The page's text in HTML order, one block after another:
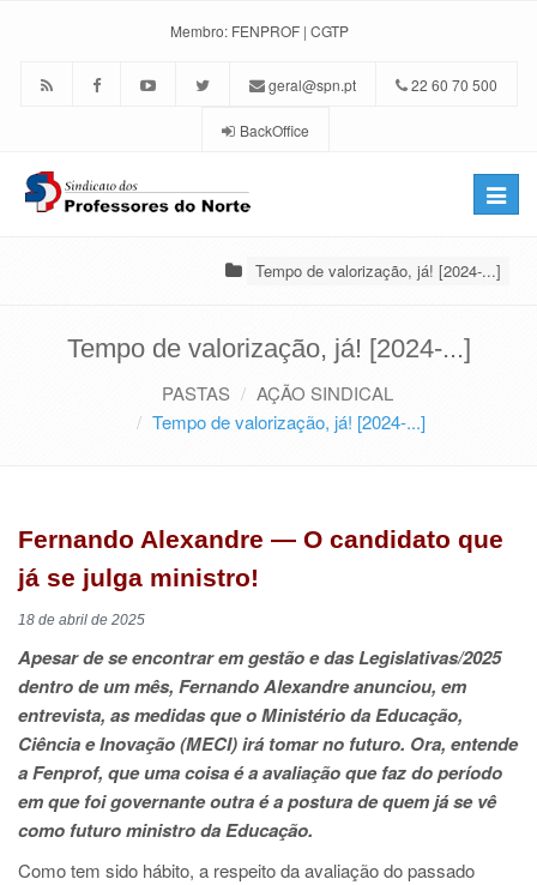
Membro: FENPROF | CGTP
geral@spn.pt 22 60 70 500
BackOffice
Toggle
Tempo de valorização, já! [2024-...]
Tempo de valorização, já! [2024-...]
PASTAS
AÇÃO SINDICAL
Tempo de valorização, já! [2024-...]
Fernando Alexandre — O candidato que
já se julga ministro!
18 de abril de 2025
Apesar de se encontrar em gestão e das Legislativas/2025
dentro de um mês, Fernando Alexandre anunciou, em
entrevista, as medidas que o Ministério da Educação,
Ciência e Inovação (MECI) irá tomar no futuro. Ora, entende
a Fenprof, que uma coisa é a avaliação que faz do período
em que foi governante outra é a postura de quem já se vê
como futuro ministro da Educação.
Como tem sido hábito, a respeito da avaliação do passado